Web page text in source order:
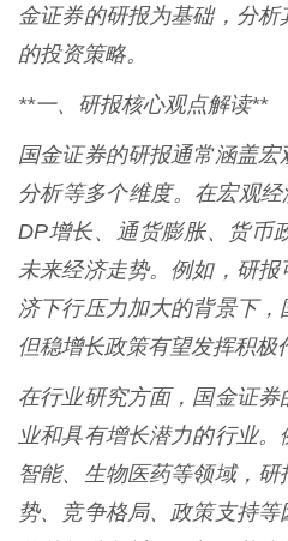
金证券的研报为基础，分
的投资策略。
**一、研报核心观点解读**
国金证券的研报通常涵盖
分析等多个维度。在宏观
DP增长、通货膨胀、货币
未来经济走势。例如，研
济下行压力加大的背景下，
但稳增长政策有望发挥积极
在行业研究方面，国金证
业和具有增长潜力的行业
智能、生物医药等领域，
势、竞争格局、政策支持